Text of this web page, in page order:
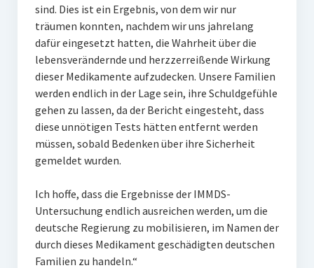
sind. Dies ist ein Ergebnis, von dem wir nur
träumen konnten, nachdem wir uns jahrelang
dafür eingesetzt hatten, die Wahrheit über die
lebensverändernde und herzzerreißende Wirkung
dieser Medikamente aufzudecken. Unsere Familien
werden endlich in der Lage sein, ihre Schuldgefühle
gehen zu lassen, da der Bericht eingesteht, dass
diese unnötigen Tests hätten entfernt werden
müssen, sobald Bedenken über ihre Sicherheit
gemeldet wurden.
Ich hoffe, dass die Ergebnisse der IMMDS-
Untersuchung endlich ausreichen werden, um die
deutsche Regierung zu mobilisieren, im Namen der
durch dieses Medikament geschädigten deutschen
Familien zu handeln.“